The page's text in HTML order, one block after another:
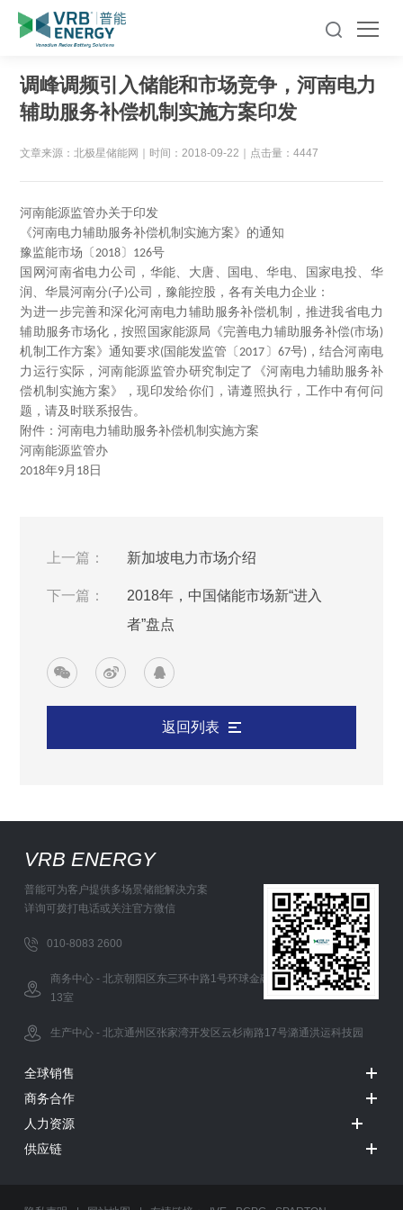
调峰调频引入储能和市场竞争，河南电力
辅助服务补偿机制实施方案印发
文章来源：北极星储能网 时间：2018-09-22 点击量：4447
河南能源监管办关于印发
《河南电力辅助服务补偿机制实施方案》的通知
豫监能市场〔2018 〕 126号
国网河南省电力公司，华能、大唐、国电、华电、国家电投、华
润、华晨河南分(子)公司，豫能控股，各有关电力企业：
为进一步完善和深化河南电力辅助服务补偿机制，推进我省电力
辅助服务市场化，按照国家能源局《完善电力辅助服务补偿(市场 )
机制工作方案》通知要求(国能发监管〔2017 〕 67号)，结合河南电
力运行实际，河南能源监管办研究制定了《河南电力辅助服务补
偿机制实施方案》，现印发给你们，请遵照执行，工作中有何问
题，请及时联系报告。
附件：河南电力辅助服务补偿机制实施方案
河南能源监管办
2018年9月 18 日
上一篇： 新加坡电力市场介绍
下一篇：
2018年，中国储能市场新“进入
者”盘点
返回列表
VRB ENERGY
普能可为客户提供多场景储能解决方案
详询可拨打电话或关注官方微信
010-8083 2600
商务中心 - 北京朝阳区东三环中路1号环球金融中心办公西塔5层12-
13室
生产中心 - 北京通州区张家湾开发区云杉南路17号潞通洪运科技园
全球销售
商务合作
人力资源
供应链